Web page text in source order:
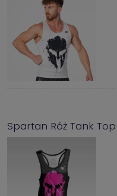
Spartan Róż Tank